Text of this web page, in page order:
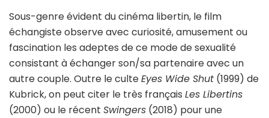
Sous-genre évident du cinéma libertin, le film
échangiste observe avec curiosité, amusement ou
fascination les adeptes de ce mode de sexualité
consistant à échanger son/sa partenaire avec un
autre couple. Outre le culteEyes Wide Shut (1999) de
Kubrick, on peut citer le très français Les Libertins
(2000) ou le récent Swingers (2018) pour une